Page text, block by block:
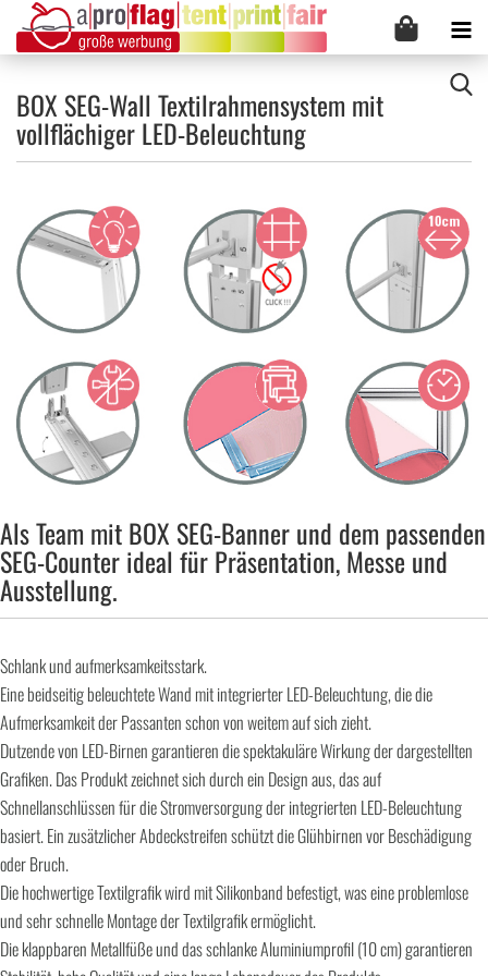
BOX SEG-Wall Textilrahmensystem mit
vollflächiger LED-Beleuchtung
Als Team mit BOX SEG-Banner und dem passenden
SEG-Counter ideal für Präsentation, Messe und
Ausstellung.
Schlank und aufmerksamkeitsstark.
Eine beidseitig beleuchtete Wand mit integrierter LED-Beleuchtung, die die
Aufmerksamkeit der Passanten schon von weitem auf sich zieht.
Dutzende von LED-Birnen garantieren die spektakuläre Wirkung der dargestellten
Grafiken. Das Produkt zeichnet sich durch ein Design aus, das auf
Schnellanschlüssen für die Stromversorgung der integrierten LED-Beleuchtung
basiert. Ein zusätzlicher Abdeckstreifen schützt die Glühbirnen vor Beschädigung
oder Bruch.
Die hochwertige Textilgrafik wird mit Silikonband befestigt, was eine problemlose
und sehr schnelle Montage der Textilgrafik ermöglicht.
Die klappbaren Metallfüße und das schlanke Aluminiumprofil (10 cm) garantieren